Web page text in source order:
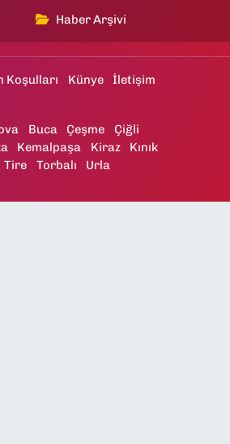
Haber Arşivi
Koşulları Künye
İletişim
Buca Çeşme
Çiğli
Kemalpaşa Kiraz
Kınık
Tire Torbalı Urla